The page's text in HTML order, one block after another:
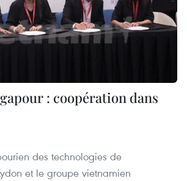
: coopération dans
des technologies de
et le groupe vietnamien